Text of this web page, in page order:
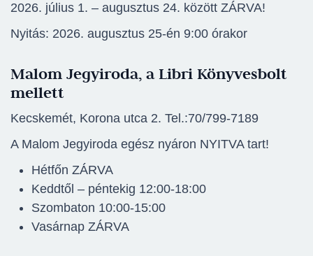
2026. július 1. – augusztus 24. között ZÁRVA!
Nyitás: 2026. augusztus 25-én 9:00 órakor
Malom Jegyiroda, a Libri Könyvesbolt
mellett
Kecskemét, Korona utca 2. Tel.:70/799-7189
A Malom Jegyiroda egész nyáron NYITVA tart!
Hétfőn ZÁRVA
Keddtől – péntekig 12:00-18:00
Szombaton 10:00-15:00
Vasárnap ZÁRVA